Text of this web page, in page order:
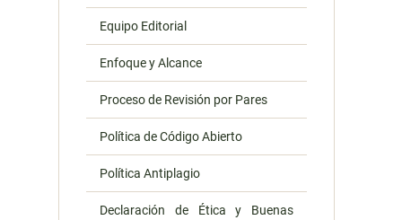
Equipo Editorial
Enfoque y Alcance
Proceso de Revisión por Pares
Política de Código Abierto
Política Antiplagio
Declaración de Ética y Buenas